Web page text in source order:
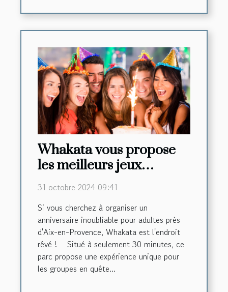
Whakata vous propose
les meilleurs jeux
d’anniversaire pour
adultes à 30 minutes
d’Aix-en-Provence !
31 octobre 2024 09:41
Si vous cherchez à organiser un
anniversaire inoubliable pour adultes près
d'Aix-en-Provence, Whakata est l'endroit
rêvé ! Situé à seulement 30 minutes, ce
parc propose une expérience unique pour
les groupes en quête...